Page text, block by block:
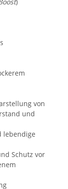
von
und
lebendige
Schutz vor